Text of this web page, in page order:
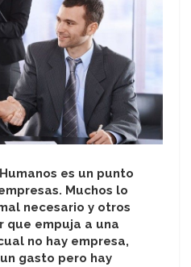
es un punto
Muchos lo
necesario y otros
que empuja a una
no hay empresa,
gasto pero hay